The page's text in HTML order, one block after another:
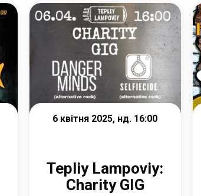
6 квітня 2025, нд. 16:00
Tepliy Lampoviy:
Charity GIG